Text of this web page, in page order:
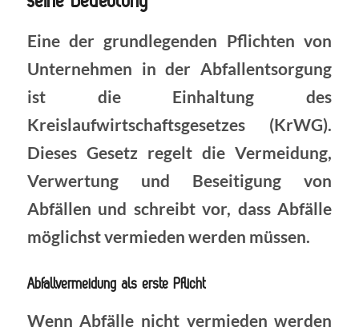
Eine der grundlegenden Pflichten von
Unternehmen in der Abfallentsorgung
ist die Einhaltung des
Kreislaufwirtschaftsgesetzes (KrWG).
Dieses Gesetz regelt die Vermeidung,
Verwertung und Beseitigung von
Abfällen und schreibt vor, dass Abfälle
möglichst vermieden werden müssen.
Abfallvermeidung als erste Pflicht
Wenn Abfälle nicht vermieden werden